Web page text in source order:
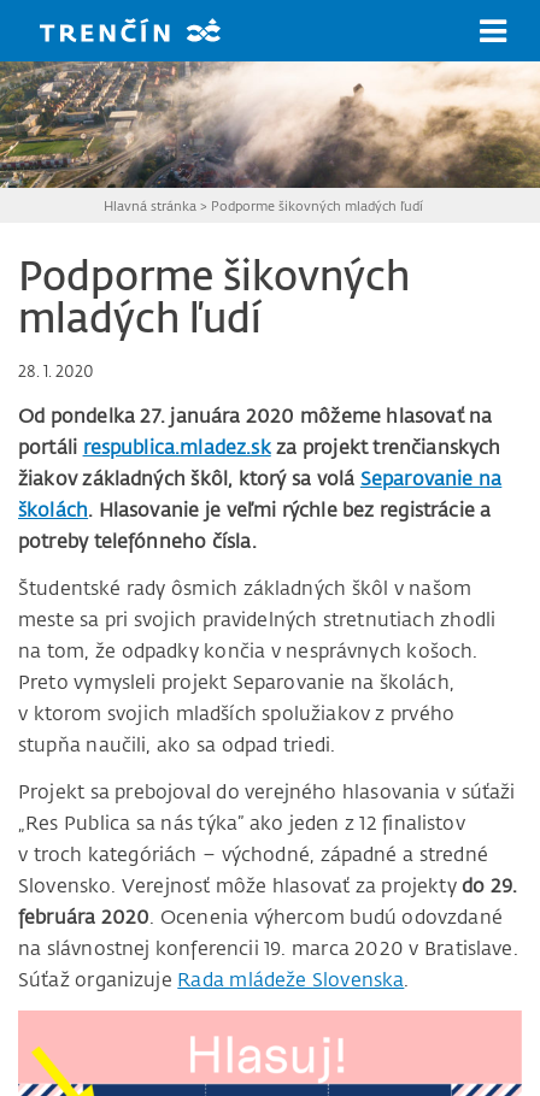
Hlavná stránka > Podporme šikovných mladých ľudí
Podporme šikovných
mladých ľudí
28. 1. 2020
Od pondelka 27. januára 2020 môžeme hlasovať na
portáli respublica.mladez.skza projekt trenčianskych
žiakov základných škôl, ktorý sa volá Separovanie na
školách. Hlasovanie je veľmi rýchle bez registrácie a
potreby telefónneho čísla.
Študentské rady ôsmich základných škôl v našom
meste sa pri svojich pravidelných stretnutiach zhodli
na tom, že odpadky končia v nesprávnych košoch.
Preto vymysleli projekt Separovanie na školách,
v ktorom svojich mladších spolužiakov z prvého
stupňa naučili, ako sa odpad triedi.
Projekt sa prebojoval do verejného hlasovania v súťaži
„Res Publica sa nás týka” ako jeden z 12 finalistov
v troch kategóriách – východné, západné a stredné
Slovensko. Verejnosť môže hlasovať za projektydo 29.
februára 2020. Ocenenia výhercom budú odovzdané
na slávnostnej konferencii 19. marca 2020 v Bratislave.
Súťaž organizuje Rada mládeže Slovenska.